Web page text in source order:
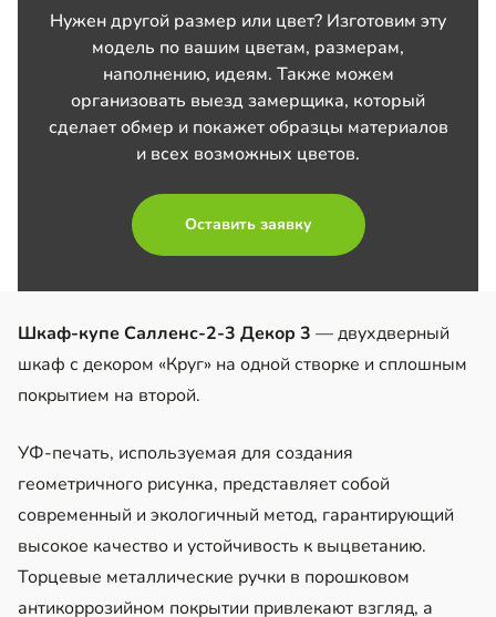
Нужен другой размер или цвет? Изготовим эту
модель по вашим цветам, размерам,
наполнению, идеям. Также можем
организовать выезд замерщика, который
сделает обмер и покажет образцы материалов
и всех возможных цветов.
Оставить заявку
Шкаф-купе Салленс-2-3 Декор 3 — двухдверный
шкаф с декором «Круг» на одной створке и сплошным
покрытием на второй.
УФ-печать, используемая для создания
геометричного рисунка, представляет собой
современный и экологичный метод, гарантирующий
высокое качество и устойчивость к выцветанию.
Торцевые металлические ручки в порошковом
антикоррозийном покрытии привлекают взгляд, а